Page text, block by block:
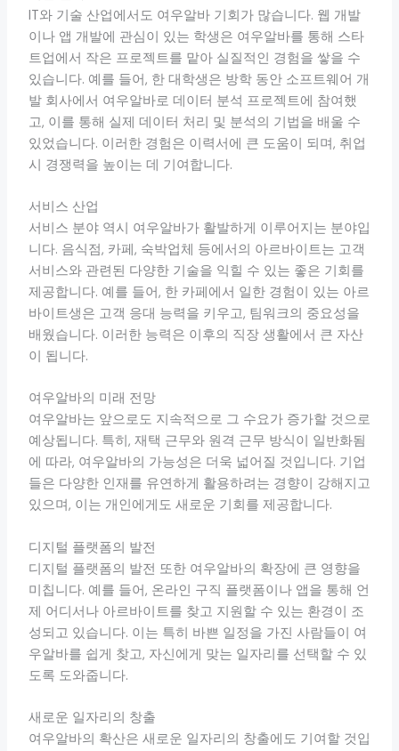
IT와 기술 산업에서도 여우알바 기회가 많습니다. 웹 개발
이나 앱 개발에 관심이 있는 학생은 여우알바를 통해 스타
트업에서 작은 프로젝트를 맡아 실질적인 경험을 쌓을 수
있습니다. 예를 들어, 한 대학생은 방학 동안 소프트웨어 개
발 회사에서 여우알바로 데이터 분석 프로젝트에 참여했
고, 이를 통해 실제 데이터 처리 및 분석의 기법을 배울 수
있었습니다. 이러한 경험은 이력서에 큰 도움이 되며, 취업
시 경쟁력을 높이는 데 기여합니다.
서비스 산업
서비스 분야 역시 여우알바가 활발하게 이루어지는 분야입
니다. 음식점, 카페, 숙박업체 등에서의 아르바이트는 고객
서비스와 관련된 다양한 기술을 익힐 수 있는 좋은 기회를
제공합니다. 예를 들어, 한 카페에서 일한 경험이 있는 아르
바이트생은 고객 응대 능력을 키우고, 팀워크의 중요성을
배웠습니다. 이러한 능력은 이후의 직장 생활에서 큰 자산
이 됩니다.
여우알바의 미래 전망
여우알바는 앞으로도 지속적으로 그 수요가 증가할 것으로
예상됩니다. 특히, 재택 근무와 원격 근무 방식이 일반화됨
에 따라, 여우알바의 가능성은 더욱 넓어질 것입니다. 기업
들은 다양한 인재를 유연하게 활용하려는 경향이 강해지고
있으며, 이는 개인에게도 새로운 기회를 제공합니다.
디지털 플랫폼의 발전
디지털 플랫폼의 발전 또한 여우알바의 확장에 큰 영향을
미칩니다. 예를 들어, 온라인 구직 플랫폼이나 앱을 통해 언
제 어디서나 아르바이트를 찾고 지원할 수 있는 환경이 조
성되고 있습니다. 이는 특히 바쁜 일정을 가진 사람들이 여
우알바를 쉽게 찾고, 자신에게 맞는 일자리를 선택할 수 있
도록 도와줍니다.
새로운 일자리의 창출
여우알바의 확산은 새로운 일자리의 창출에도 기여할 것입